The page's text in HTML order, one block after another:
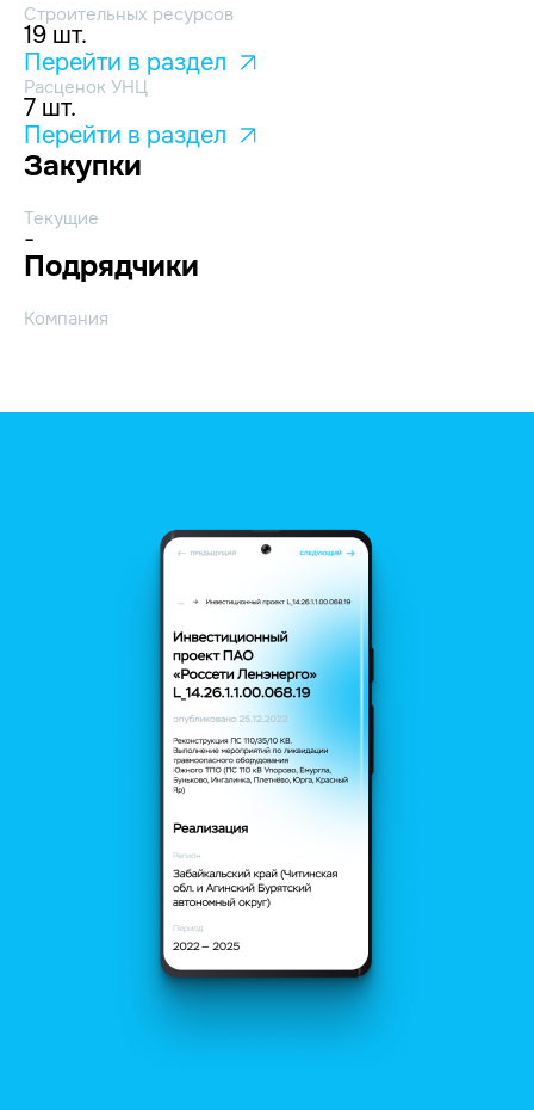
Строительных ресурсов
19 шт.
Перейти в раздел
Расценок УНЦ
7 шт.
Перейти в раздел
Закупки
Текущие
-
Подрядчики
Компания